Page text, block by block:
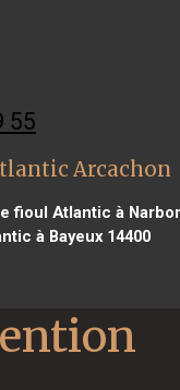
55
Arcachon
fioul Atlantic à
à Bayeux 14400